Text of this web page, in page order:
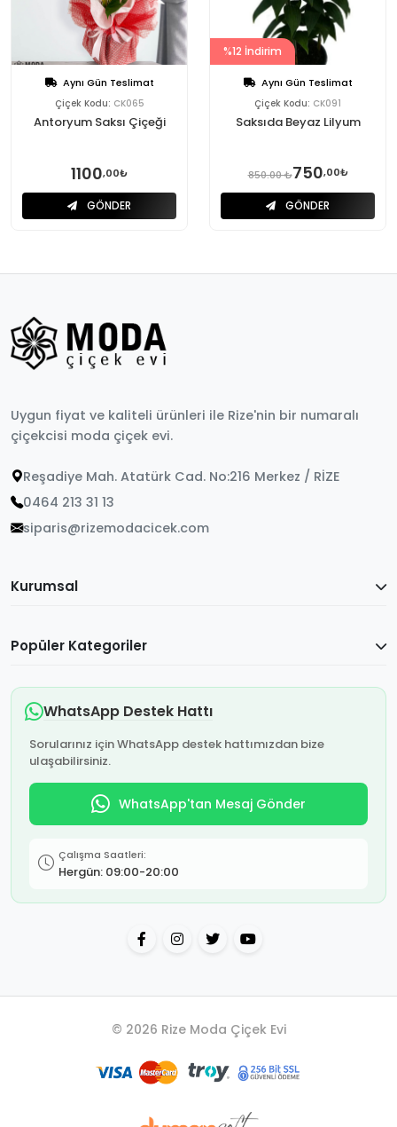
Aynı Gün Teslimat
Çiçek Kodu: CK065
Antoryum Saksı Çiçeği
1100,00₺
GÖNDER
%12 İndirim
Aynı Gün Teslimat
Çiçek Kodu: CK091
Saksıda Beyaz Lilyum
850.00 ₺750,00₺
GÖNDER
Uygun fiyat ve kaliteli ürünleri ile Rize'nin bir numaralı
çiçekcisi moda çiçek evi.
Reşadiye Mah. Atatürk Cad. No:216 Merkez / RİZE
0464 213 31 13
siparis@rizemodacicek.com
Kurumsal
Popüler Kategoriler
WhatsApp Destek Hattı
Sorularınız için WhatsApp destek hattımızdan bize
ulaşabilirsiniz.
WhatsApp'tan Mesaj Gönder
Çalışma Saatleri:
Hergün: 09:00-20:00
© 2026 Rize Moda Çiçek Evi